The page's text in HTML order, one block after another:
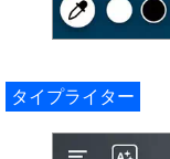
タイプライター